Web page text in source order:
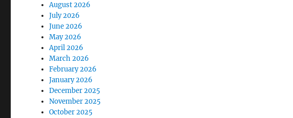
August 2026
July 2026
June 2026
May 2026
April 2026
March 2026
February 2026
January 2026
December 2025
November 2025
October 2025